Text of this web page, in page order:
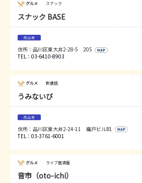
グルメ スナック
スナック BASE
住所：品川区東大井2-28-5 205
TEL：03-6410-8903
グルメ 飲食店
うみないび
住所：品川区東大井2-24-11 織戸ビルB1
TEL：03-3761-6001
グルメ ライブ居酒屋
音市（oto-ichi）